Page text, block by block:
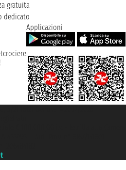
gratuita
dedicato
Applicazioni